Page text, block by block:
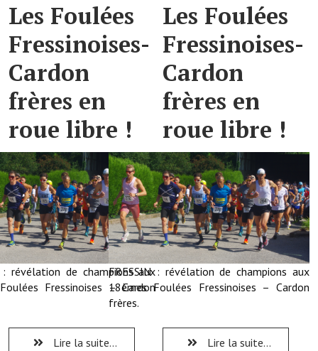
VOTRE MAIRIE
Elus et agents
L'équipe municipale
Le personnel municipal
Les moyens financiers
Note de synthèse financière
Rapport d'orientation budgétaire
Actions et projets
Projets et travaux en cours
Procès verbaux des conseils municipaux
Les Foulées
Fressinoises-
Cardon
frères en
roue libre !
: révélation de champions aux
Fressinoises – Cardon
Lire la suite...
Les Foulées
Fressinoises-
Cardon
frères en
roue libre !
FRESSIN : révélation de champions aux
18èmes Foulées Fressinoises – Cardon
frères.
Lire la suite...